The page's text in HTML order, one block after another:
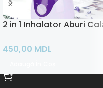
2 in 1 Inhalator Aburi
450,00 MDL